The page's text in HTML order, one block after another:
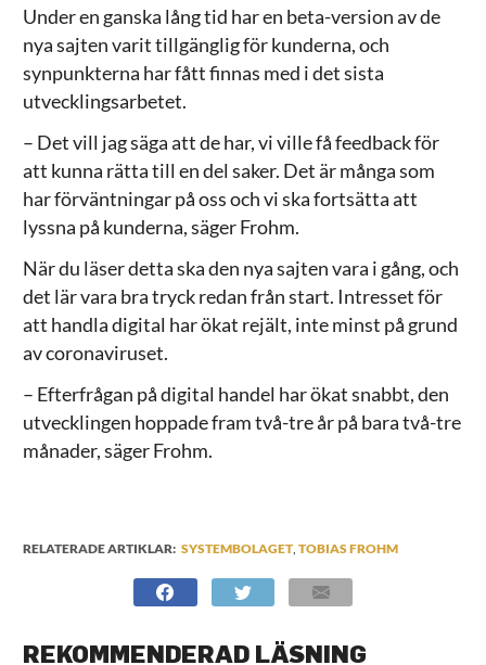
Under en ganska lång tid har en beta-version av de
nya sajten varit tillgänglig för kunderna, och
synpunkterna har fått finnas med i det sista
utvecklingsarbetet.
– Det vill jag säga att de har, vi ville få feedback för
att kunna rätta till en del saker. Det är många som
har förväntningar på oss och vi ska fortsätta att
lyssna på kunderna, säger Frohm.
När du läser detta ska den nya sajten vara i gång, och
det lär vara bra tryck redan från start. Intresset för
att handla digital har ökat rejält, inte minst på grund
av coronaviruset.
– Efterfrågan på digital handel har ökat snabbt, den
utvecklingen hoppade fram två-tre år på bara två-tre
månader, säger Frohm.
RELATERADE ARTIKLAR: SYSTEMBOLAGET, TOBIAS FROHM
REKOMMENDERAD LÄSNING